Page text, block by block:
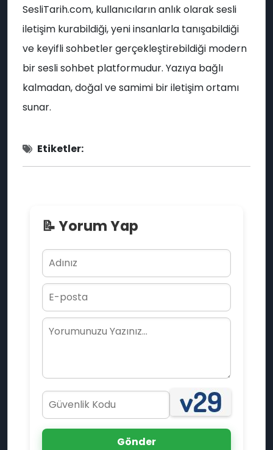
🎭
SesliTarih.com, kullanıcıların anlık olarak sesli
iletişim kurabildiği, yeni insanlarla tanışabildiği
ve keyifli sohbetler gerçekleştirebildiği modern
bir sesli sohbet platformudur. Yazıya bağlı
kalmadan, doğal ve samimi bir iletişim ortamı
sunar.
Etiketler:
📝 Yorum Yap
Gönder